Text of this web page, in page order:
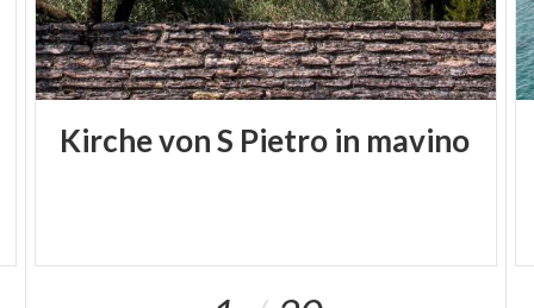
KirchevonS Pietro in mavino